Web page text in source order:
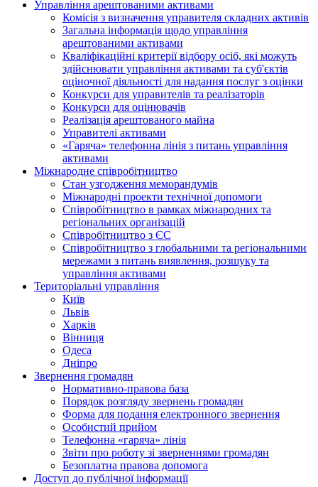
Управління арештованими активами
Комісія з визначення управителя складних активів
Загальна інформація щодо управління
арештованими активами
Кваліфікаційні критерії відбору осіб, які можуть
здiйснювати управління активами та суб'єктів
оціночної діяльності для надання послуг з оцінки
Конкурси для управителів та реалізаторів
Конкурси для оцінювачів
Реалізація арештованого майна
Управителі активами
«Гаряча» телефонна лінія з питань управління
активами
Міжнародне співробітництво
Стан узгодження меморандумів
Міжнародні проекти технічної допомоги
Співробітництво в рамках міжнародних та
регіональних організацій
Співробітництво з ЄС
Співробітництво з глобальними та регіональними
мережами з питань виявлення, розшуку та
управління активами
Територіальні управління
Київ
Львів
Харків
Вінниця
Одеса
Дніпро
Звернення громадян
Нормативно-правова база
Порядок розгляду звернень громадян
Форма для подання електронного звернення
Особистий прийом
Телефонна «гаряча» лінія
Звіти про роботу зі зверненнями громадян
Безоплатна правова допомога
Доступ до публічної інформації